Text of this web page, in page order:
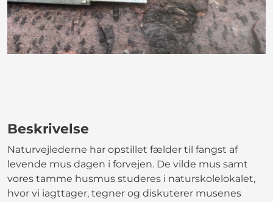
Beskrivelse
Naturvejlederne har opstillet fælder til fangst af
levende mus dagen i forvejen. De vilde mus samt
vores tamme husmus studeres i naturskolelokalet,
hvor vi iagttager, tegner og diskuterer musenes